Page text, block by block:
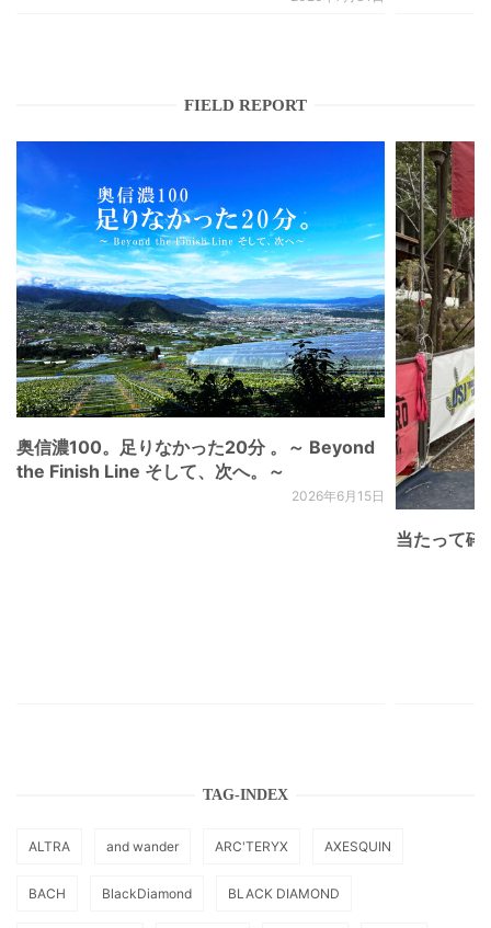
FIELD REPORT
奥信濃100。足りなかった20分 。～ Beyond
the Finish Line そして、次へ。～
2026年6月15日
当たって砕
TAG-INDEX
ALTRA and wander ARC'TERYX AXESQUIN
BACH BlackDiamond BLACK DIAMOND